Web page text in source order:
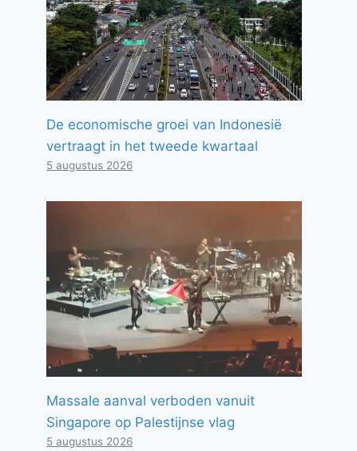
De economische groei van Indonesië
vertraagt ​​in het tweede kwartaal
5 augustus 2026
Massale aanval verboden vanuit
Singapore op Palestijnse vlag
5 augustus 2026